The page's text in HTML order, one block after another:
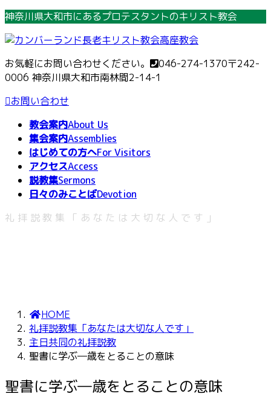
コ
テ
ン
ツ
へ
ス
ナ
ゲ
ー
シ
ョ
ン
神奈川県大和市にあるプロテスタントのキリスト教会
お気軽にお問い合わせください。 046-274-1370〒242-
0006 神奈川県大和市南林間2-14-1
お問い合わせ
教会案内About Us
集会案内Assemblies
はじめての方へFor Visitors
アクセスAccess
説教集Sermons
日々のみことばDevotion
礼拝説教集「あなたは大切な人です」
HOME
礼拝説教集「あなたは大切な人です」
主日共同の礼拝説教
聖書に学ぶ―歳をとることの意味
聖書に学ぶ―歳をとることの意味